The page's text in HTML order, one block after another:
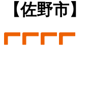
【佐野市】